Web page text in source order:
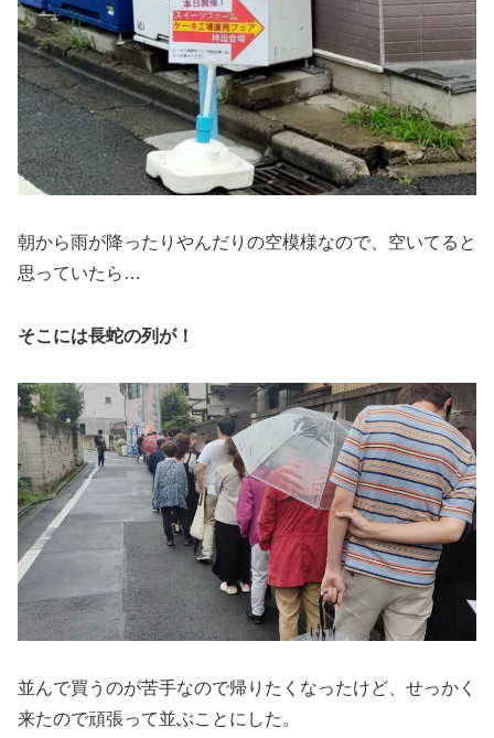
朝から雨が降ったりやんだりの空模様なので、空いてると
思っていたら…
そこには長蛇の列が！
並んで買うのが苦手なので帰りたくなったけど、せっかく
来たので頑張って並ぶことにした。